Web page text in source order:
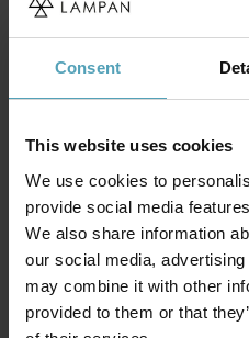
Consent
This website uses cookies
We use cookies to
provide social media
We also share information
our social media,
may combine it with other
provided to them or that